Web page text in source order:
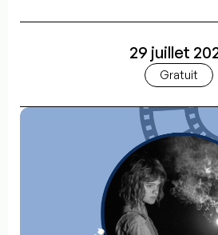
29 juillet
Gratuit